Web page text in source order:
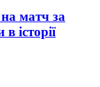
матч за
історії